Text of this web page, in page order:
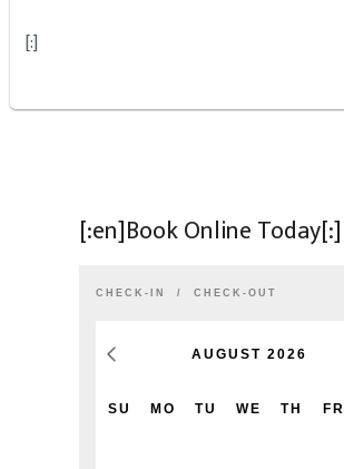
[:]
[:en]Book Online Today[:]
CHECK-IN CHECK-OUT
AUGUST 2026
SU MO TU WE TH FR